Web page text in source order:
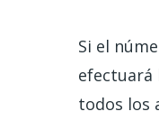
Si el
efectuará
todos los